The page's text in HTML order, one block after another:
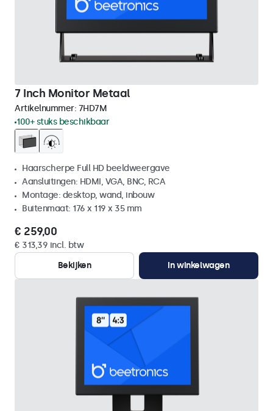
7 Inch Monitor Metaal
Artikelnummer: 7HD7M
100+ stuks beschikbaar
Haarscherpe Full HD beeldweergave
Aansluitingen: HDMI, VGA, BNC, RCA
Montage: desktop, wand, inbouw
Buitenmaat: 176 x 119 x 35 mm
€ 259,00
€ 313,39 incl. btw
Bekijken
In winkelwagen